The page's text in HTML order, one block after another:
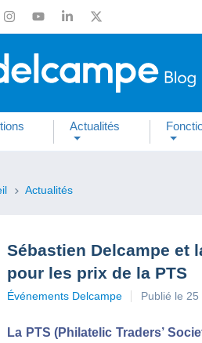
Actualités
Actualités
Sébastien Delcampe et
pour les prix de la PTS
Événements Delcampe Publié le
La PTS (Philatelic Traders’